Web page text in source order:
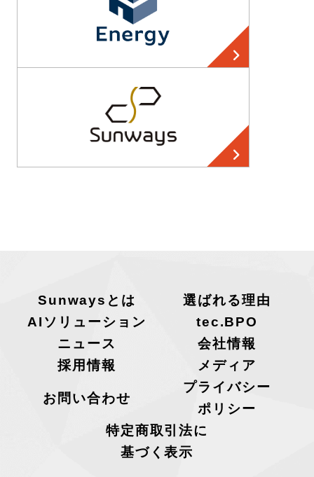
Sunwaysとは
選ばれる理由
AIソリューション
tec.BPO
ニュース
会社情報
採用情報
メディア
お問い合わせ
プライバシー
ポリシー
特定商取引法に
基づく表示